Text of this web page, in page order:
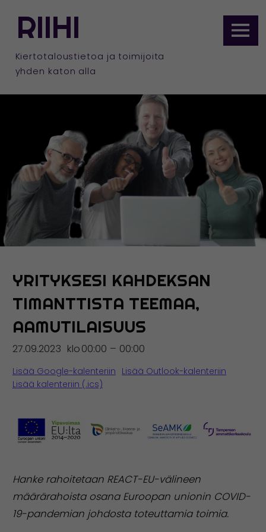
Siirry
sisältöön
RIIHI ETUSIVULLE
Kiertotaloustietoa ja toimijoita
yhden katon alla
YRITYKSESI KAHDEKSAN
TIMANTTISTA TEEMAA,
AAMUTILAISUUS
27.09.2023 klo00:00 – 00:00
Lisää Google-kalenteriin Lisää Outlook-kalenteriin
Lisää kalenteriin (.ics)
Hanke rahoitetaan REACT-EU-välineen
määrärahoista osana Euroopan unionin COVID-
19-pandemian johdosta toteuttamia toimia.